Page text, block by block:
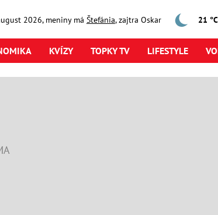
2026, meniny má Štefánia, zajtra Oskar 21 °C
KVÍZY TOPKY TV LIFESTYLE